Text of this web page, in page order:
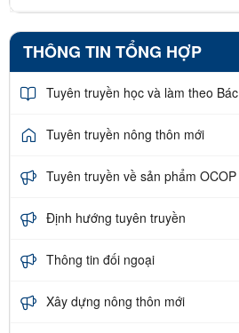
THÔNG TIN TỔNG HỢP
Tuyên truyền học và làm theo Bác
Tuyên truyền nông thôn mới
Tuyên truyền về sản phẩm OCOP
Định hướng tuyên truyền
Thông tin đối ngoại
Xây dựng nông thôn mới